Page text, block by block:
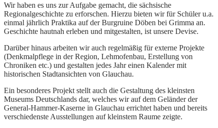
Wir haben es uns zur Aufgabe gemacht, die sächsische
Regionalgeschichte zu erforschen. Hierzu bieten wir für Schüler u.a.
einmal jährlich Praktika auf der Burgruine Döben bei Grimma an.
Geschichte hautnah erleben und mitgestalten, ist unsere Devise.
Darüber hinaus arbeiten wir auch regelmäßig für externe Projekte
(Denkmalpflege in der Region, Lehmofenbau, Erstellung von
Chroniken etc.) und gestalten jedes Jahr einen Kalender mit
historischen Stadtansichten von Glauchau.
Ein besonderes Projekt stellt auch die Gestaltung des kleinsten
Museums Deutschlands dar, welches wir auf dem Geländer der
General-Hammer-Kaserne in Glauchau errichtet haben und bereits
verschiedenste Ausstellungen auf kleinstem Raume zeigte.